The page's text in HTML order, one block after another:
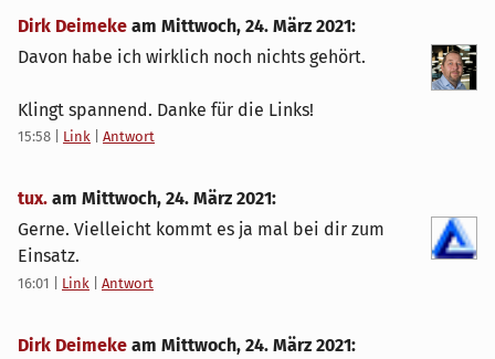
Dirk Deimeke am Mittwoch, 24. März 2021:
Davon habe ich wirklich noch nichts gehört.
Klingt spannend. Danke für die Links!
15:58 Link Antwort
tux. am Mittwoch, 24. März 2021:
Gerne. Vielleicht kommt es ja mal bei dir zum
Einsatz.
16:01 Link Antwort
Dirk Deimeke am Mittwoch, 24. März 2021: